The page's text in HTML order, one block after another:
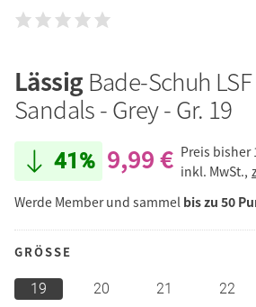
Lässig Bade-Schuh
Sandals - Grey - Gr. 19
41% 9,99 € Preis bisher
inkl. MwSt.,
Werde Member und sammel bis zu 50
GRÖSSE
19 20 21 22